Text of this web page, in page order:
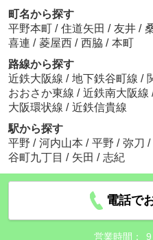
町名から探す
平野本町 / 住道矢田 / 友井 /
喜連 / 菱屋西 / 西脇 / 本町
路線から探す
近鉄大阪線 / 地下鉄谷町線 /
おおさか東線 / 近鉄南大阪線
大阪環状線 / 近鉄信貴線
駅から探す
平野 / 河内山本 / 平野 / 弥刀 /
谷町九丁目 / 矢田 / 志紀
電話で
営業時間：